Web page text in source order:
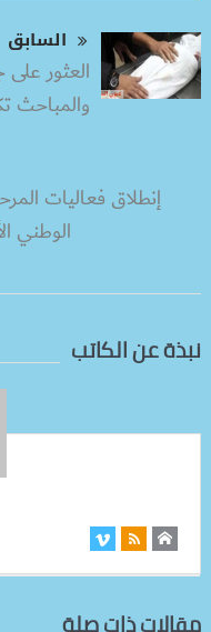
السابق
العثور على
والمباحث
إنطلاق فعاليات
الوطني
نبذة عن الكاتب